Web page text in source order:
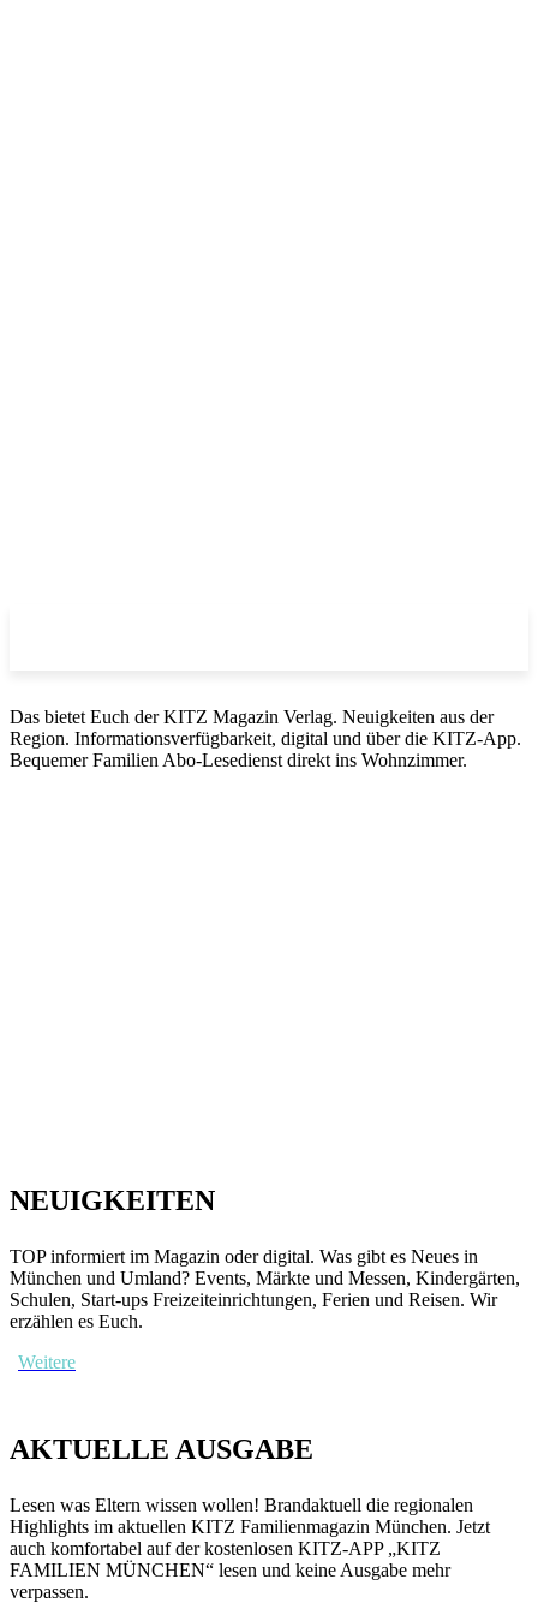
Das bietet Euch der KITZ Magazin Verlag. Neuigkeiten aus der
Region. Informationsverfügbarkeit, digital und über die KITZ-App.
Bequemer Familien Abo-Lesedienst direkt ins Wohnzimmer.
NEUIGKEITEN
TOP informiert im Magazin oder digital. Was gibt es Neues in
München und Umland? Events, Märkte und Messen, Kindergärten,
Schulen, Start-ups Freizeiteinrichtungen, Ferien und Reisen. Wir
erzählen es Euch.
Weitere
AKTUELLE AUSGABE
Lesen was Eltern wissen wollen! Brandaktuell die regionalen
Highlights im aktuellen KITZ Familienmagazin München. Jetzt
auch komfortabel auf der kostenlosen KITZ-APP „KITZ
FAMILIEN MÜNCHEN“ lesen und keine Ausgabe mehr
verpassen.